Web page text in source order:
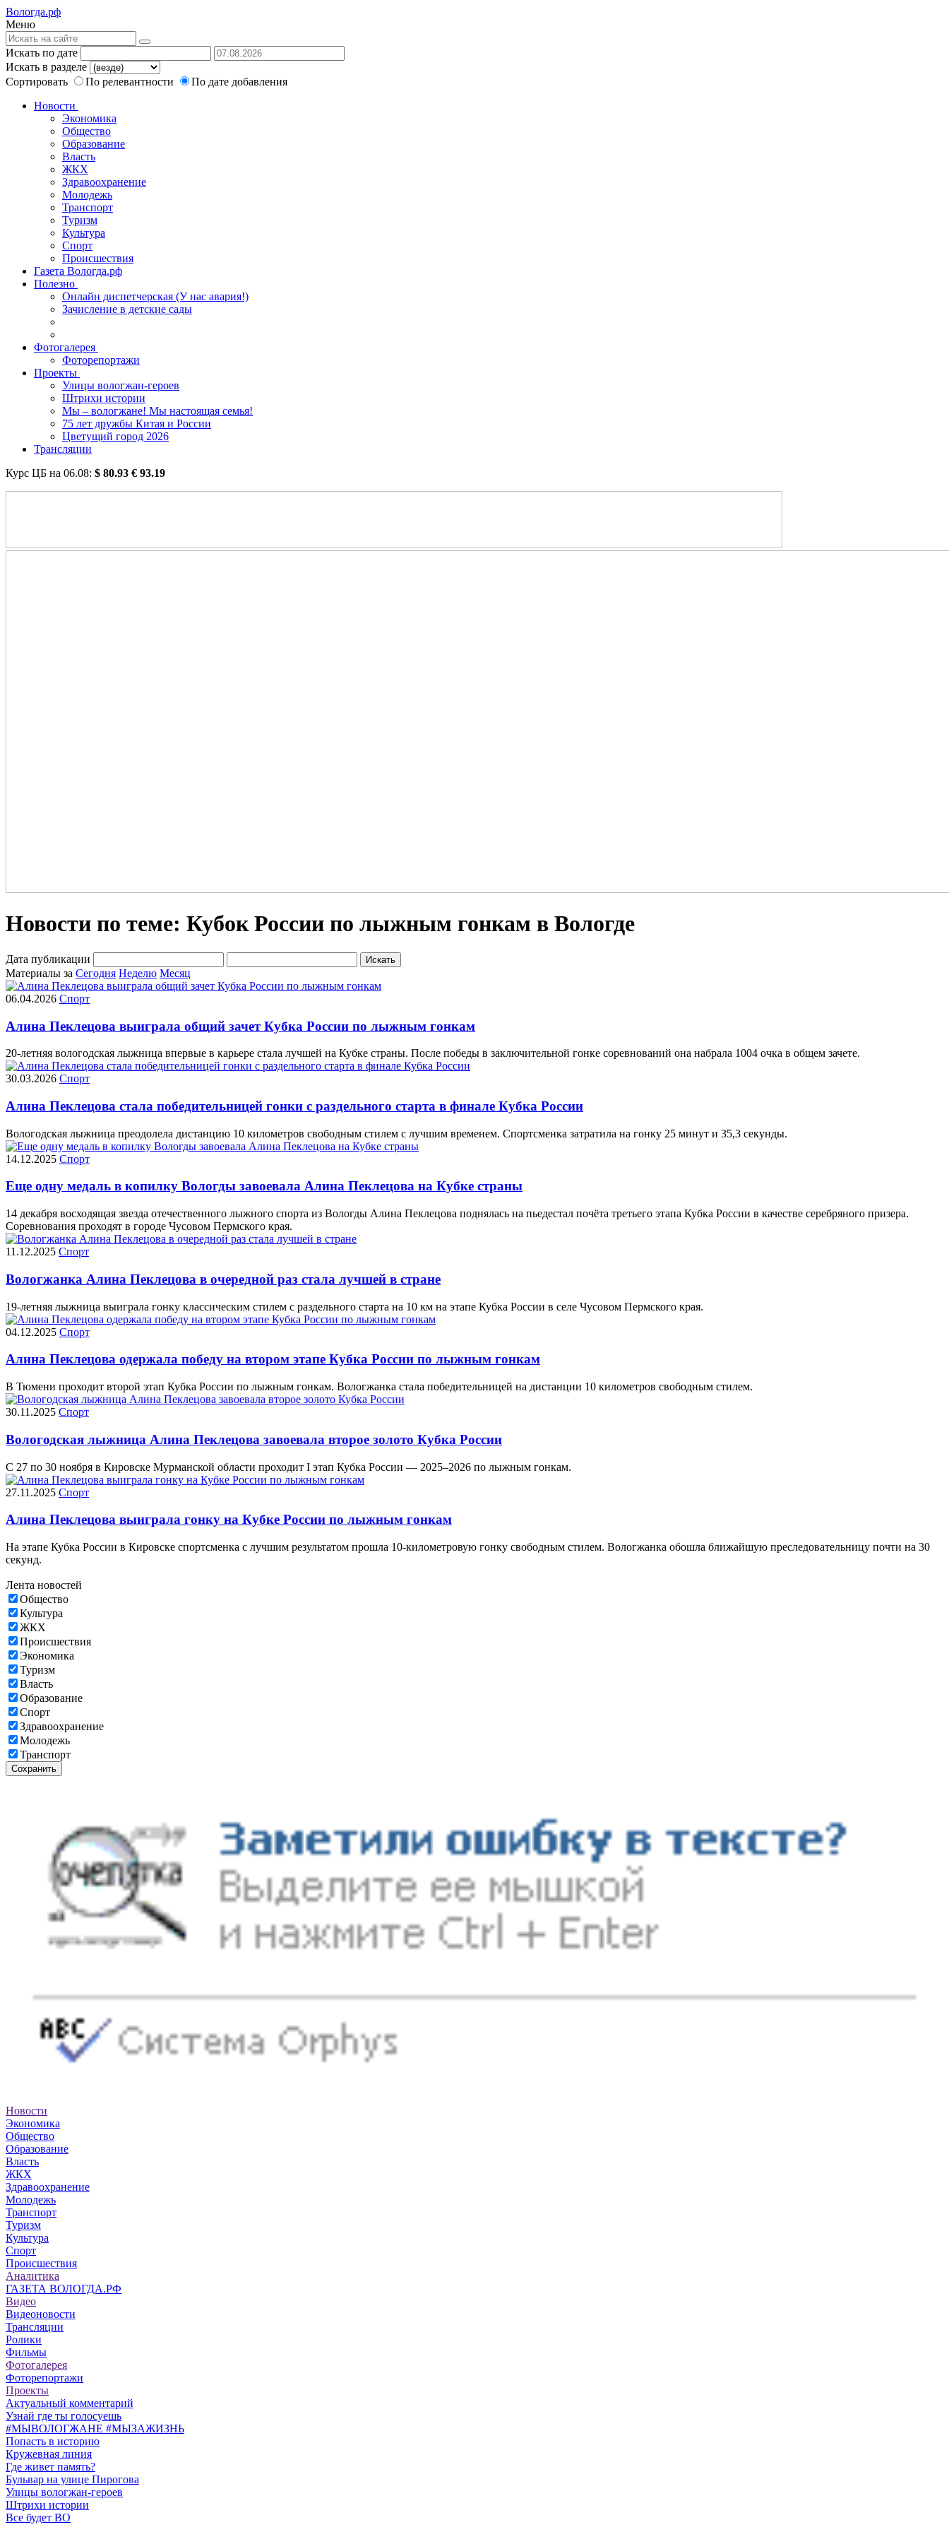
Вологда.рф
Меню
Искать по дате
Искать в разделе
Сортировать
По релевантности
По дате добавления
Новости
Экономика
Общество
Образование
Власть
ЖКХ
Здравоохранение
Молодежь
Транспорт
Туризм
Культура
Спорт
Происшествия
Газета Вологда.рф
Полезно
Онлайн диспетчерская (У нас авария!)
Зачисление в детские сады
Фотогалерея
Фоторепортажи
Проекты
Улицы вологжан-героев
Штрихи истории
Мы – вологжане! Мы настоящая семья!
75 лет дружбы Китая и России
Цветущий город 2026
Трансляции
Курс ЦБ на 06.08: $ 80.93 € 93.19
Новости по теме: Кубок России по лыжным гонкам в Вологде
Дата публикации Искать
Материалы за Сегодня Неделю Месяц
06.04.2026 Спорт
Алина Пеклецова выиграла общий зачет Кубка России по лыжным гонкам
20-летняя вологодская лыжница впервые в карьере стала лучшей на Кубке страны. После победы в заключительной гонке соревнований она набрала 1004 очка в общем зачете.
30.03.2026 Спорт
Алина Пеклецова стала победительницей гонки с раздельного старта в финале Кубка России
Вологодская лыжница преодолела дистанцию 10 километров свободным стилем с лучшим временем. Спортсменка затратила на гонку 25 минут и 35,3 секунды.
14.12.2025 Спорт
Еще одну медаль в копилку Вологды завоевала Алина Пеклецова на Кубке страны
14 декабря восходящая звезда отечественного лыжного спорта из Вологды Алина Пеклецова поднялась на пьедестал почёта третьего этапа Кубка России в качестве серебряного призера.
Соревнования проходят в городе Чусовом Пермского края.
11.12.2025 Спорт
Вологжанка Алина Пеклецова в очередной раз стала лучшей в стране
19-летняя лыжница выиграла гонку классическим стилем с раздельного старта на 10 км на этапе Кубка России в селе Чусовом Пермского края.
04.12.2025 Спорт
Алина Пеклецова одержала победу на втором этапе Кубка России по лыжным гонкам
В Тюмени проходит второй этап Кубка России по лыжным гонкам. Вологжанка стала победительницей на дистанции 10 километров свободным стилем.
30.11.2025 Спорт
Вологодская лыжница Алина Пеклецова завоевала второе золото Кубка России
С 27 по 30 ноября в Кировске Мурманской области проходит I этап Кубка России — 2025–2026 по лыжным гонкам.
27.11.2025 Спорт
Алина Пеклецова выиграла гонку на Кубке России по лыжным гонкам
На этапе Кубка России в Кировске спортсменка с лучшим результатом прошла 10-километровую гонку свободным стилем. Вологжанка обошла ближайшую преследовательницу почти на 30
секунд.
Лента новостей
Общество
Культура
ЖКХ
Происшествия
Экономика
Туризм
Власть
Образование
Спорт
Здравоохранение
Молодежь
Транспорт
Сохранить
Новости
Экономика
Общество
Образование
Власть
ЖКХ
Здравоохранение
Молодежь
Транспорт
Туризм
Культура
Спорт
Происшествия
Аналитика
ГАЗЕТА ВОЛОГДА.РФ
Видео
Видеоновости
Трансляции
Ролики
Фильмы
Фотогалерея
Фоторепортажи
Проекты
Актуальный комментарий
Узнай где ты голосуешь
#МЫВОЛОГЖАНЕ #МЫЗАЖИЗНЬ
Попасть в историю
Кружевная линия
Где живет память?
Бульвар на улице Пирогова
Улицы вологжан-героев
Штрихи истории
Все будет ВО